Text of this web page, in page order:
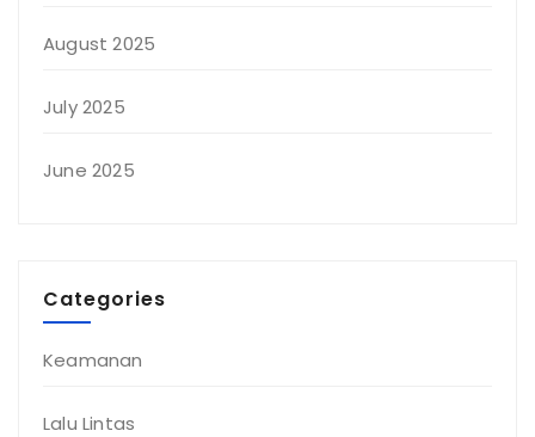
August 2025
July 2025
June 2025
Categories
Keamanan
Lalu Lintas